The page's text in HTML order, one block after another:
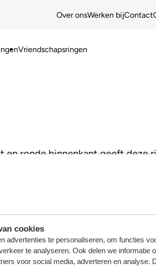
cookies
advertenties te personaliseren, om functies
te analyseren. Ook delen we informatie
voor social media, adverteren en analyse.
Over onsWerken bijContact
Vriendschapsringen
ronde binnenkant geeft deze